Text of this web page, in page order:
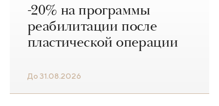
-20% на программы
реабилитации после
пластической операции
До 31.08.2026